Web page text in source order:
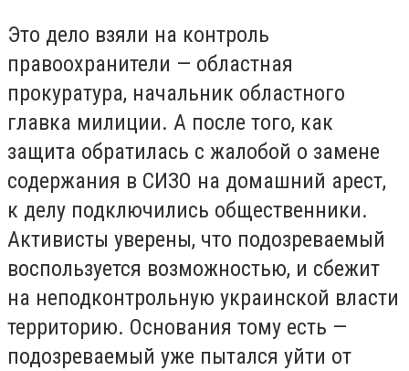
Это дело взяли на контроль
правоохранители — областная
прокуратура, начальник областного
главка милиции. А после того, как
защита обратилась с жалобой о замене
содержания в СИЗО на домашний арест,
к делу подключились общественники.
Активисты уверены, что подозреваемый
воспользуется возможностью, и сбежит
на неподконтрольную украинской власти
территорию. Основания тому есть —
подозреваемый уже пытался уйти от